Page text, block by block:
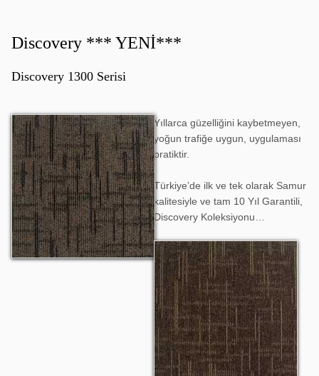
Discovery *** YENİ***
Discovery 1300 Serisi
Discovery 1301
Yıllarca güzelliğini kaybetmeyen,
yoğun trafiğe uygun, uygulaması
pratiktir.
Türkiye’de ilk ve tek olarak Samur
kalitesiyle ve tam 10 Yıl Garantili,
Discovery Koleksiyonu…
Discovery 1302